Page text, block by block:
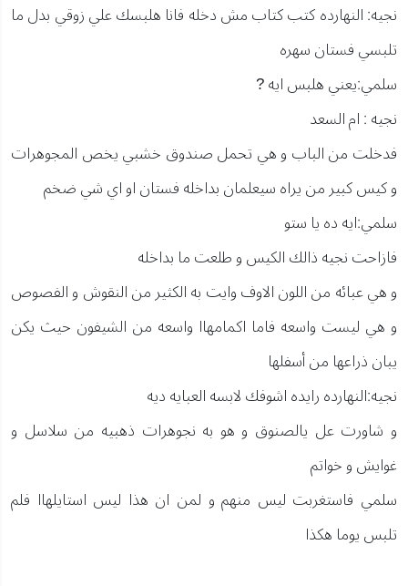
نجيه: النهارده كتب كتاب مش دخله فانا هلبسك علي زوقي بدل ما
تلبسي فستان سهره
سلمي:يعني هلبس ايه ?
نجيه : ام السعد
فدخلت من الباب و هي تحمل صندوق خشبي يخص المجوهرات
و كيس كبير من يراه سيعلمان بداخله فستان او اي شي ضخم
سلمي:ايه ده يا ستو
فازاحت نجيه ذالك الكيس و طلعت ما بداخله
و هي عبائه من اللون الاوف وايت به الكثير من النقوش و الفصوص
و هي ليست واسعه فاما اكمامهاا واسعه من الشيفون حيث يكن
يبان ذراعها من أسفلها
نجيه:النهارده رايده اشوفك لابسه العبايه ديه
و شاورت عل يالصنوق و هو به نجوهرات ذهبيه من سلاسل و
غوايش و خواتم
سلمي فاستغربت ليس منهم و لمن ان هذا ليس استايلهاا فلم
تلبس يوما هكذا